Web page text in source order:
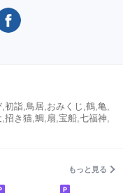
詣,鳥居,おみくじ,鶴,亀,
き猫,鯛,扇,宝船,七福神,
もっと見る